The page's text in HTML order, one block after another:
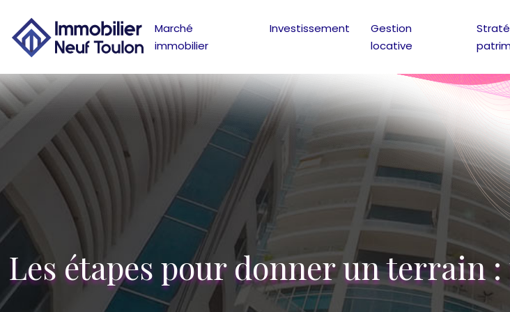
Marché
immobilier
Investissement
Gestion
locative
Les étapes pour donner un terrain